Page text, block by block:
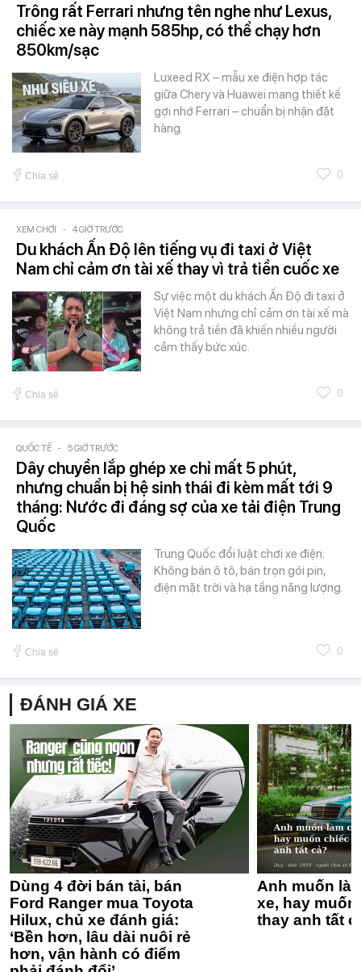
Trông rất Ferrari nhưng tên nghe như Lexus,
chiếc xe này mạnh 585hp, có thể chạy hơn
850km/sạc
Luxeed RX – mẫu xe điện hợp tác
giữa Chery và Huawei mang thiết kế
gợi nhớ Ferrari – chuẩn bị nhận đặt
hàng.
Chia sẻ 0
XEM CHƠI - 4 GIỜ TRƯỚC
Du khách Ấn Độ lên tiếng vụ đi taxi ở Việt
Nam chỉ cảm ơn tài xế thay vì trả tiền cuốc xe
Sự việc một du khách Ấn Độ đi taxi ở
Việt Nam nhưng chỉ cảm ơn tài xế mà
không trả tiền đã khiến nhiều người
cảm thấy bức xúc.
Chia sẻ 0
QUỐC TẾ - 5 GIỜ TRƯỚC
Dây chuyền lắp ghép xe chỉ mất 5 phút,
nhưng chuẩn bị hệ sinh thái đi kèm mất tới 9
tháng: Nước đi đáng sợ của xe tải điện Trung
Quốc
Trung Quốc đổi luật chơi xe điện:
Không bán ô tô, bán trọn gói pin,
điện mặt trời và hạ tầng năng lượng.
Chia sẻ 0
ĐÁNH GIÁ XE
Dùng 4 đời bán tải, bán
Ford Ranger mua Toyota
Hilux, chủ xe đánh giá:
‘Bền hơn, lâu dài nuôi rẻ
hơn, vận hành có điểm
Anh muốn
xe, hay
thay anh tất